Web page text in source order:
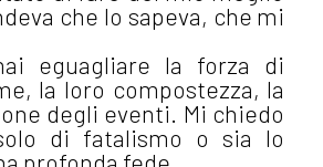
che lo sapeva, che mi
eguagliare la forza di
la loro compostezza, la
degli eventi. Mi chiedo
di fatalismo o sia lo